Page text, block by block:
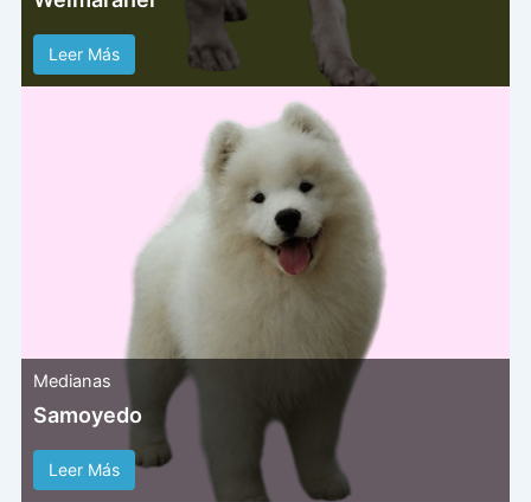
Leer Más
Medianas
Samoyedo
Leer Más